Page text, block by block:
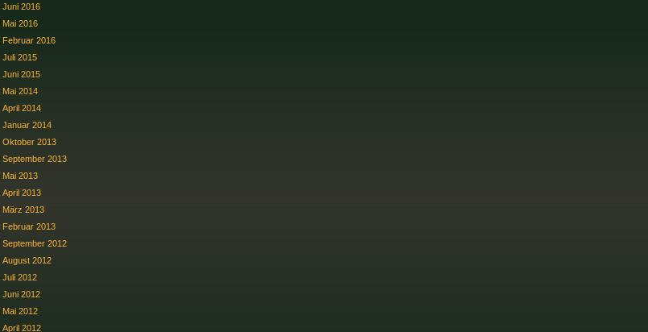
Juni 2016
Mai 2016
Februar 2016
Juli 2015
Juni 2015
Mai 2014
April 2014
Januar 2014
Oktober 2013
September 2013
Mai 2013
April 2013
März 2013
Februar 2013
September 2012
August 2012
Juli 2012
Juni 2012
Mai 2012
April 2012